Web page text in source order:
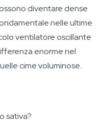
diventare dense
nelle ultime
ventilatore oscillante
enorme nel
cime voluminose.
sativa?